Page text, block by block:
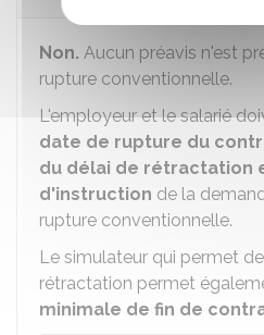
Non. Aucun préavis n'est
rupture conventionnelle.
L'employeur et le salarié
date de rupture du
du délai de rétractation
d'instruction de la
rupture conventionnelle.
Le simulateur qui permet
rétractation permet
minimale de fin de